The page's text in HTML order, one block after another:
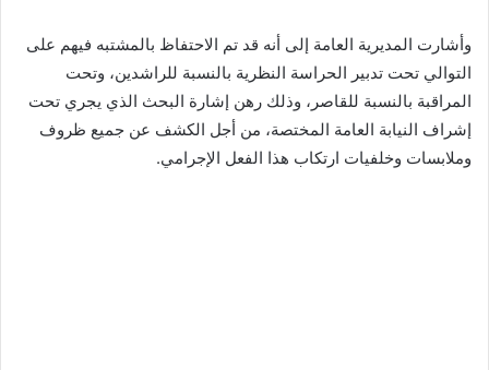
وأشارت المديرية العامة إلى أنه قد تم الاحتفاظ بالمشتبه فيهم على
التوالي تحت تدبير الحراسة النظرية بالنسبة للراشدين، وتحت
المراقبة بالنسبة للقاصر، وذلك رهن إشارة البحث الذي يجري تحت
إشراف النيابة العامة المختصة، من أجل الكشف عن جميع ظروف
وملابسات وخلفيات ارتكاب هذا الفعل الإجرامي.